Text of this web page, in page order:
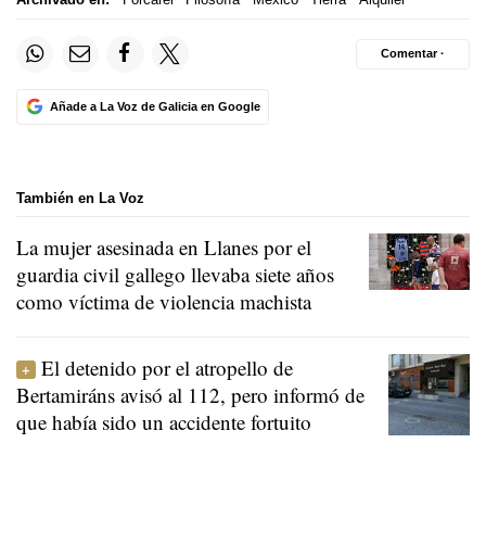
Añade a La Voz de Galicia en Google
Comentar ·
También en La Voz
La mujer asesinada en Llanes por el
guardia civil gallego llevaba siete años
como víctima de violencia machista
El detenido por el atropello de
Bertamiráns avisó al 112, pero informó de
que había sido un accidente fortuito